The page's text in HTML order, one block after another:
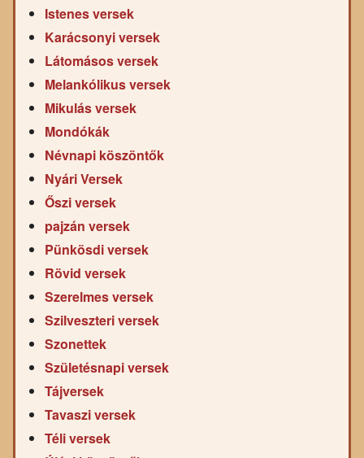
Istenes versek
Karácsonyi versek
Látomásos versek
Melankólikus versek
Mikulás versek
Mondókák
Névnapi köszöntők
Nyári Versek
Őszi versek
pajzán versek
Pünkösdi versek
Rövid versek
Szerelmes versek
Szilveszteri versek
Szonettek
Születésnapi versek
Tájversek
Tavaszi versek
Téli versek